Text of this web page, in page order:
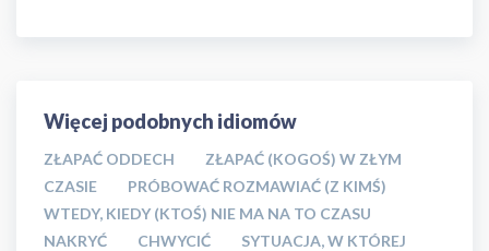
Więcej podobnych idiomów
ZŁAPAĆ ODDECH
ZŁAPAĆ (KOGOŚ) W ZŁYM
CZASIE
PRÓBOWAĆ ROZMAWIAĆ (Z KIMŚ)
WTEDY, KIEDY (KTOŚ) NIE MA NA TO CZASU
NAKRYĆ
CHWYCIĆ
SYTUACJA, W KTÓREJ